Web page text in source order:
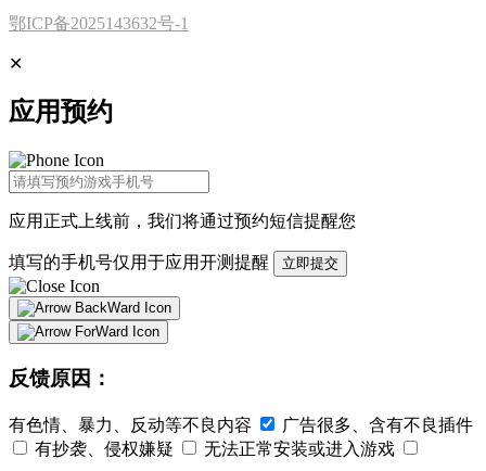
鄂ICP备2025143632号-1
✕
应用预约
应用正式上线前，我们将通过预约短信提醒您
填写的手机号仅用于应用开测提醒 立即提交
反馈原因：
有色情、暴力、反动等不良内容
广告很多、含有不良插件
有抄袭、侵权嫌疑
无法正常安装或进入游戏